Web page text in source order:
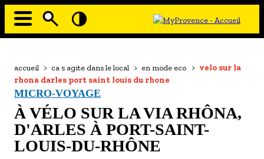
Aller
principale
À MOI LA CULTURE
AU GRAND AIR
PASSEZ À TABLE
SOUS TOUTES LES COUTUMES
Fil
d'Ariane
accueil > ca s agite dans le local > en mode eco > velo sur la
rhona darles port saint louis du rhone
MICRO-VOYAGE
À VÉLO SUR LA VIA RHÔNA,
D'ARLES À PORT-SAINT-
LOUIS-DU-RHÔNE